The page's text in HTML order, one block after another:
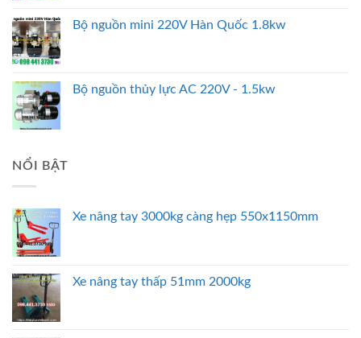
Bộ nguồn mini 220V Hàn Quốc 1.8kw
Bộ nguồn thủy lực AC 220V - 1.5kw
NỔI BẬT
Xe nâng tay 3000kg càng hẹp 550x1150mm
Xe nâng tay thấp 51mm 2000kg